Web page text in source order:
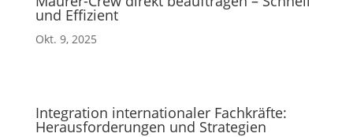
und Effizient
Okt. 9, 2025
Integration internationaler Fachkräfte:
Herausforderungen und Strategien